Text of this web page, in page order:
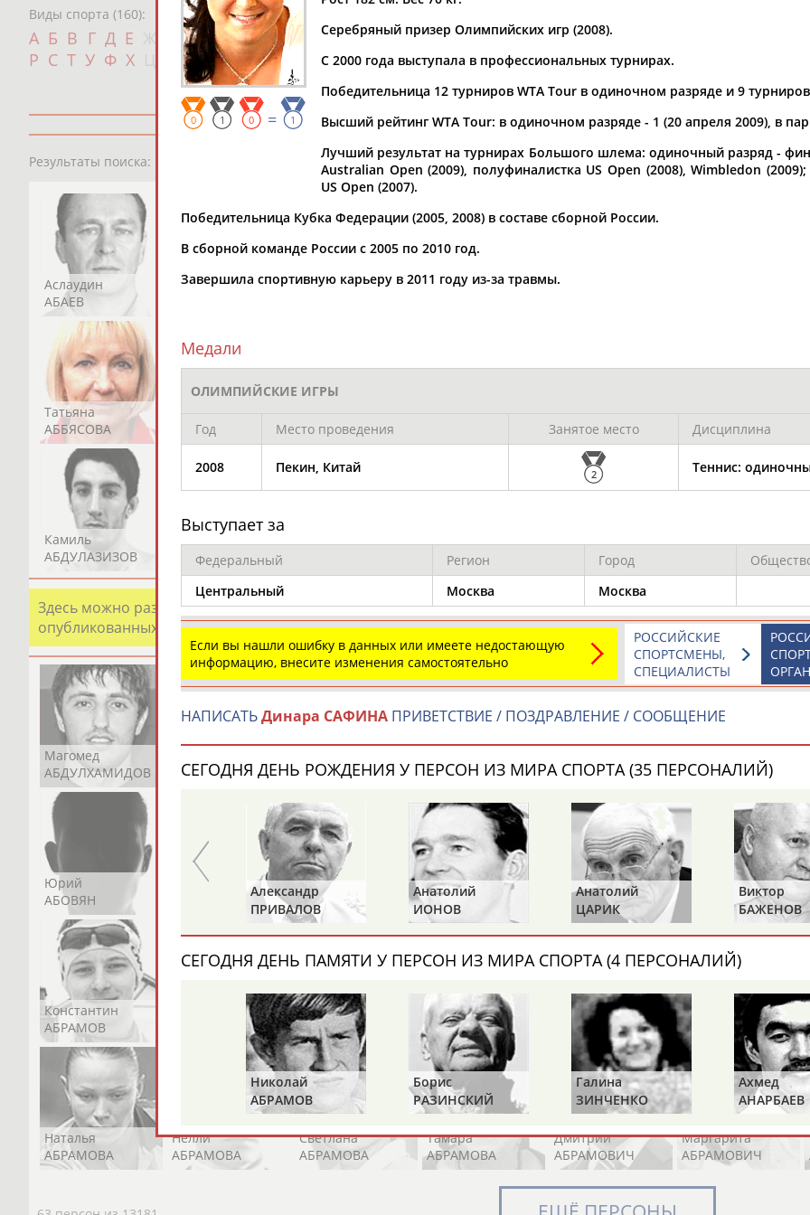
Виды спорта (160):
А Б В Г Д Е И К Л М Н О
П
Р С Т У Ф Х Ш Щ Э Ю
Дата рождения
год
Результаты поиска:
Аслаудин
АБАЕВ
Елена
Мария
Юлия
Дмитрий
Татьяна
АББЯСОВА
АБДИКАРИМОВА
АБДРАХМАНОВ
АБДРАХМАНОВА
АБДУВАЛИЕВ
Камиль
АБДУЛАЗИЗОВ
Загалав
АБДУЛБЕКОВ
АБДУЛЖАЛИЛОВ
АБДУЛКАГИРОВ
АБДУЛЛАЕВ
Здесь можно разместить информацию о хорошо известном спортсмене, тренере, специалисте или
опубликованных записях. Страна должна знать своих героев! Герои спорта - это одни из главных
Магомед
АБДУЛХАМИДОВ
АБДУРАХМАНОВ
АБДУРАШИДОВ
АБДУРАШИДОВ
АБДУСАЛАМОВ
АБДЫКАЛЫКОВ
Юрий
АБОВЯН
Никита
Виктор
АБОИМОВ
Элизабет
АБРААМЯН
Захария
АБРАМАШВИЛИ
Александр
АБРАМОВ
Константин
АБРАМОВ
Николай
АБРАМОВ
Павел
АБРАМОВ
Дарья
АБРАМОВА
Екатерина
АБРАМОВА
Наталья
АБРАМОВА
Нелли
АБРАМОВА
Светлана
АБРАМОВА
Тамара
АБРАМОВА
Дмитрий
АБРАМОВИЧ
Маргарита
АБРАМОВИЧ
0 1 0 = 1
Серебряный призер Олимпийских игр (2008).
С 2000 года выступала в профессиональных турнирах.
Победительница 12 турниров WTA Tour в одиночном разряде и 9
Высший рейтинг WTA Tour: в одиночном разряде - 1 (20 апреля 2009), в
Лучший результат на турнирах Большого шлема: одиночный разряд -
Australian Open (2009), полуфиналистка US Open (2008), Wimbledon
US Open (2007).
Победительница Кубка Федерации (2005, 2008) в составе сборной России.
В сборной команде России с 2005 по 2010 год.
Завершила спортивную карьеру в 2011 году из-за травмы.
Медали
ОЛИМПИЙСКИЕ ИГРЫ
Год Место проведения Занятое место Дисциплина
2008 Пекин, Китай 2 Теннис:
Выступает за
Федеральный Регион Город
Центральный
Москва Москва
Если вы нашли ошибку в данных или имеете недостающую
информацию, внесите изменения самостоятельно
РОССИЙСКИЕ
СПОРТСМЕНЫ,
СПЕЦИАЛИСТЫ
НАПИСАТЬДинара САФИНА ПРИВЕТСТВИЕ / ПОЗДРАВЛЕНИЕ / СООБЩЕНИЕ
СЕГОДНЯ ДЕНЬ РОЖДЕНИЯ У ПЕРСОН ИЗ МИРА СПОРТА (35 ПЕРСОНАЛИЙ)
ГРАЧ
Александр
ПРИВАЛОВ
Анатолий
ИОНОВ
Анатолий
ЦАРИК
Виктор
БАЖЕНОВ
СЕГОДНЯ ДЕНЬ ПАМЯТИ У ПЕРСОН ИЗ МИРА СПОРТА (4 ПЕРСОНАЛИЙ)
Николай
АБРАМОВ
Борис
РАЗИНСКИЙ
Галина
ЗИНЧЕНКО
Ахмед
АНАРБАЕВ